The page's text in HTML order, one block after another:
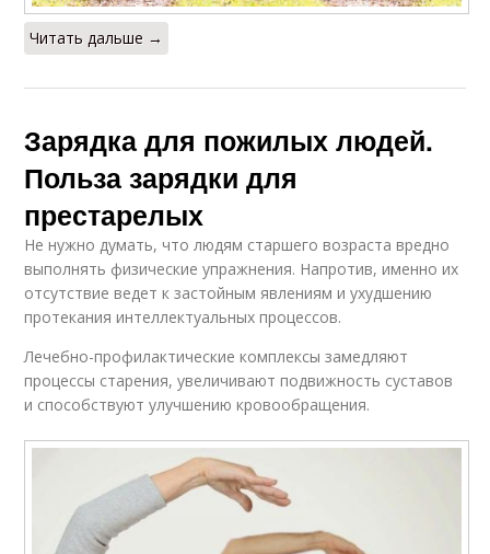
Читать дальше →
Зарядка для пожилых людей.
Польза зарядки для
престарелых
Не нужно думать, что людям старшего возраста вредно
выполнять физические упражнения. Напротив, именно их
отсутствие ведет к застойным явлениям и ухудшению
протекания интеллектуальных процессов.
Лечебно-профилактические комплексы замедляют
процессы старения, увеличивают подвижность суставов
и способствуют улучшению кровообращения.